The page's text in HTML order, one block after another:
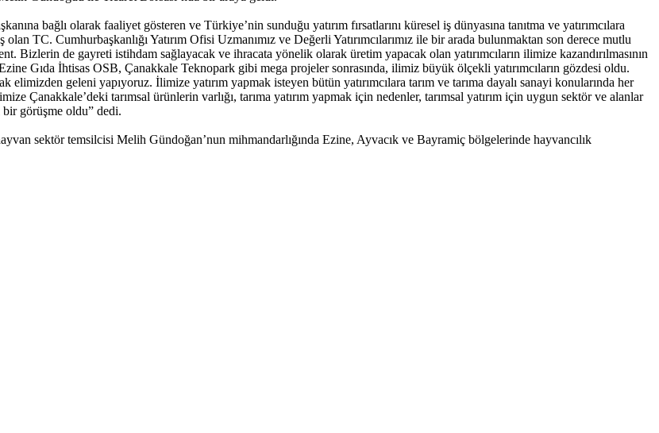
bağlı olarak faaliyet gösteren ve Türkiye’nin sunduğu yatırım fırsatlarını küresel iş dünyasına tanıtma ve yatırımcılara
TC. Cumhurbaşkanlığı Yatırım Ofisi Uzmanımız ve Değerli Yatırımcılarımız ile bir arada bulunmaktan son derece mutlu
de gayreti istihdam sağlayacak ve ihracata yönelik olarak üretim yapacak olan yatırımcıların ilimize kazandırılmasının
Gıda İhtisas OSB, Çanakkale Teknopark gibi mega projeler sonrasında, ilimiz büyük ölçekli yatırımcıların gözdesi oldu.
geleni yapıyoruz. İlimize yatırım yapmak isteyen bütün yatırımcılara tarım ve tarıma dayalı sanayi konularında her
Çanakkale’deki tarımsal ürünlerin varlığı, tarıma yatırım yapmak için nedenler, tarımsal yatırım için uygun sektör ve alanlar
görüşme oldu” dedi.
sektör temsilcisi Melih Gündoğan’nun mihmandarlığında Ezine, Ayvacık ve Bayramiç bölgelerinde hayvancılık